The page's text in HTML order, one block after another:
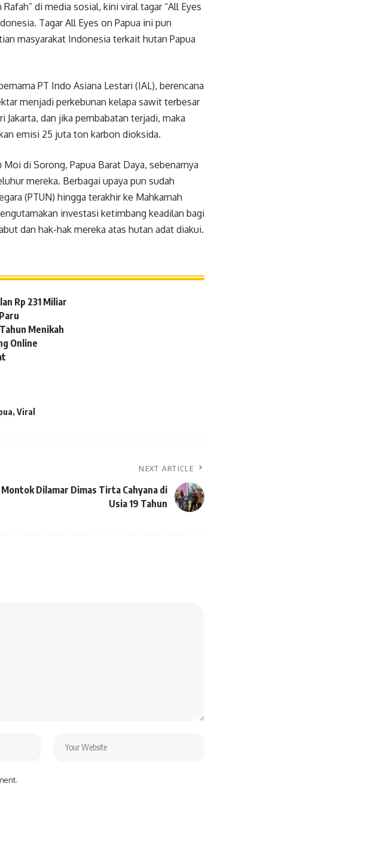
di media sosial, kini viral tagar “All Eyes
Tagar All Eyes on Papua ini pun
masyarakat Indonesia terkait hutan Papua
PT Indo Asiana Lestari (IAL), berencana
menjadi perkebunan kelapa sawit terbesar
dan jika pembabatan terjadi, maka
emisi 25 juta ton karbon dioksida.
di Sorong, Papua Barat Daya, sebenarnya
mereka. Berbagai upaya pun sudah
(PTUN) hingga terakhir ke Mahkamah
investasi ketimbang keadilan bagi
dan hak-hak mereka atas hutan adat diakui.
Rp 231 Miliar
Menikah
Online
, Viral
NEXT ARTICLE
Montok Dilamar Dimas Tirta Cahyana di
Usia 19 Tahun